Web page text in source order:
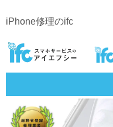
iPhone修理のifc